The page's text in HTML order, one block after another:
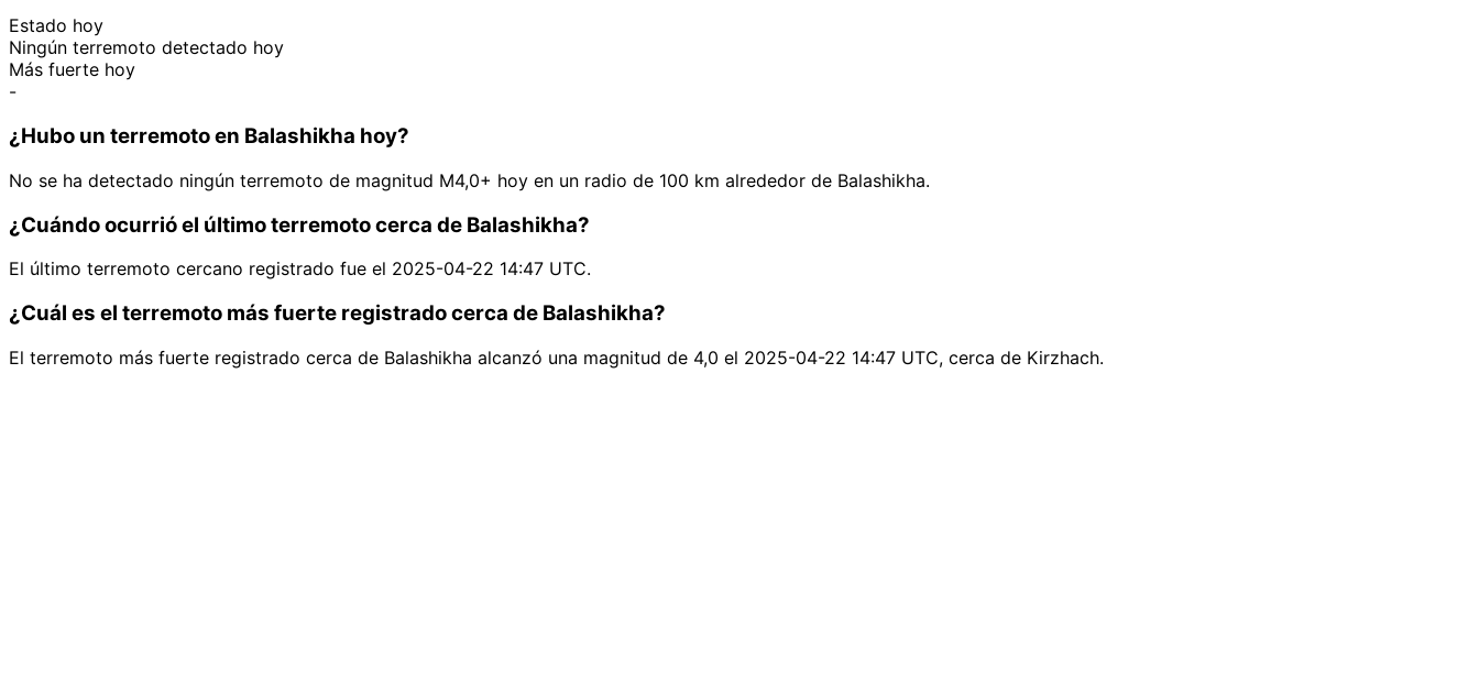
Estado hoy
Ningún terremoto detectado hoy
Más fuerte hoy
-
¿Hubo un terremoto en Balashikha hoy?
No se ha detectado ningún terremoto de magnitud M4,0+ hoy en un radio de 100 km alrededor de Balashikha.
¿Cuándo ocurrió el último terremoto cerca de Balashikha?
El último terremoto cercano registrado fue el 2025-04-22 14:47 UTC.
¿Cuál es el terremoto más fuerte registrado cerca de Balashikha?
El terremoto más fuerte registrado cerca de Balashikha alcanzó una magnitud de 4,0 el 2025-04-22 14:47 UTC, cerca de Kirzhach.